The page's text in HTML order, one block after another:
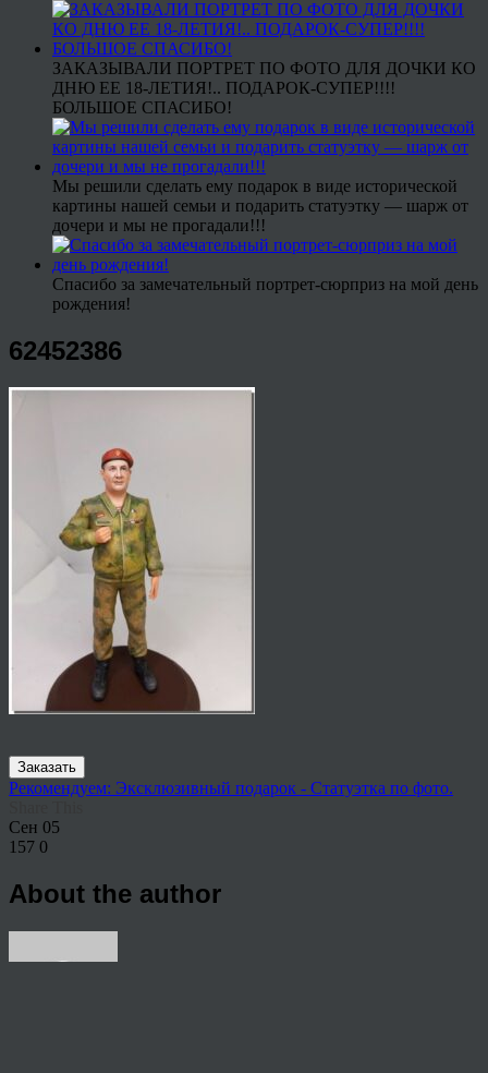
ЗАКАЗЫВАЛИ ПОРТРЕТ ПО ФОТО ДЛЯ ДОЧКИ КО
ДНЮ ЕЕ 18-ЛЕТИЯ!.. ПОДАРОК-СУПЕР!!!!
БОЛЬШОЕ СПАСИБО!
Мы решили сделать ему подарок в виде исторической
картины нашей семьи и подарить статуэтку — шарж от
дочери и мы не прогадали!!!
Спасибо за замечательный портрет-сюрприз на мой день
рождения!
62452386
Заказать
Рекомендуем: Эксклюзивный подарок - Статуэтка по фото.
Сен 05
157 0
About the author